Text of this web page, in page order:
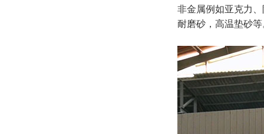
非金属例如亚克力
耐磨砂，高温垫砂等